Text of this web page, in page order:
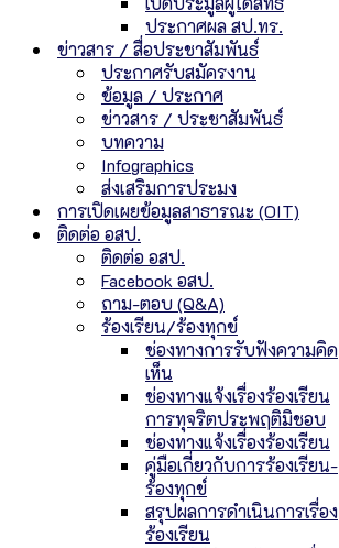
ประกาศผล สป.ทร.
ข่าวสาร / สื่อประชาสัมพันธ์
ประกาศรับสมัครงาน
ข้อมูล / ประกาศ
ข่าวสาร / ประชาสัมพันธ์
บทความ
Infographics
ส่งเสริมการประมง
การเปิดเผยข้อมูลสาธารณะ (OIT)
ติดต่อ อสป.
ติดต่อ อสป.
Facebook อสป.
ถาม-ตอบ (Q&A)
ร้องเรียน/ร้องทุกข์
ช่องทางการรับฟังความคิด
เห็น
ช่องทางแจ้งเรื่องร้องเรียน
การทุจริตประพฤติมิชอบ
ช่องทางแจ้งเรื่องร้องเรียน
คู่มือเกี่ยวกับการร้องเรียน-
ร้องทุกข์
สรุปผลการดำเนินการเรื่อง
ร้องเรียน